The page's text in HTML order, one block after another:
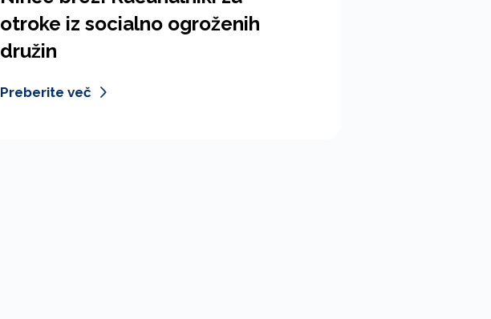
otroke iz socialno ogroženih
družin
Preberite več